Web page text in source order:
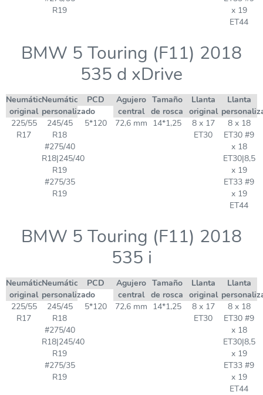
R19
x 19
ET44
BMW 5 Touring (F11) 2018
535 d xDrive
Neumático
original
Neumático
personalizado
PCD
Agujero
central
Tamaño
de rosca
Llanta
original
Llanta
225/55
R17
245/45
R18
#275/40
R18|245/40
R19
#275/35
R19
5*120 72,6 mm 14*1,25
8 x 17
ET30
8 x 18
ET30 #9
x 18
ET30|8,5
x 19
ET33 #9
x 19
ET44
BMW 5 Touring (F11) 2018
535 i
Neumático
original
Neumático
personalizado
PCD
Agujero
central
Tamaño
de rosca
Llanta
original
Llanta
225/55
R17
245/45
R18
#275/40
R18|245/40
R19
#275/35
R19
5*120 72,6 mm 14*1,25
8 x 17
ET30
8 x 18
ET30 #9
x 18
ET30|8,5
x 19
ET33 #9
x 19
ET44